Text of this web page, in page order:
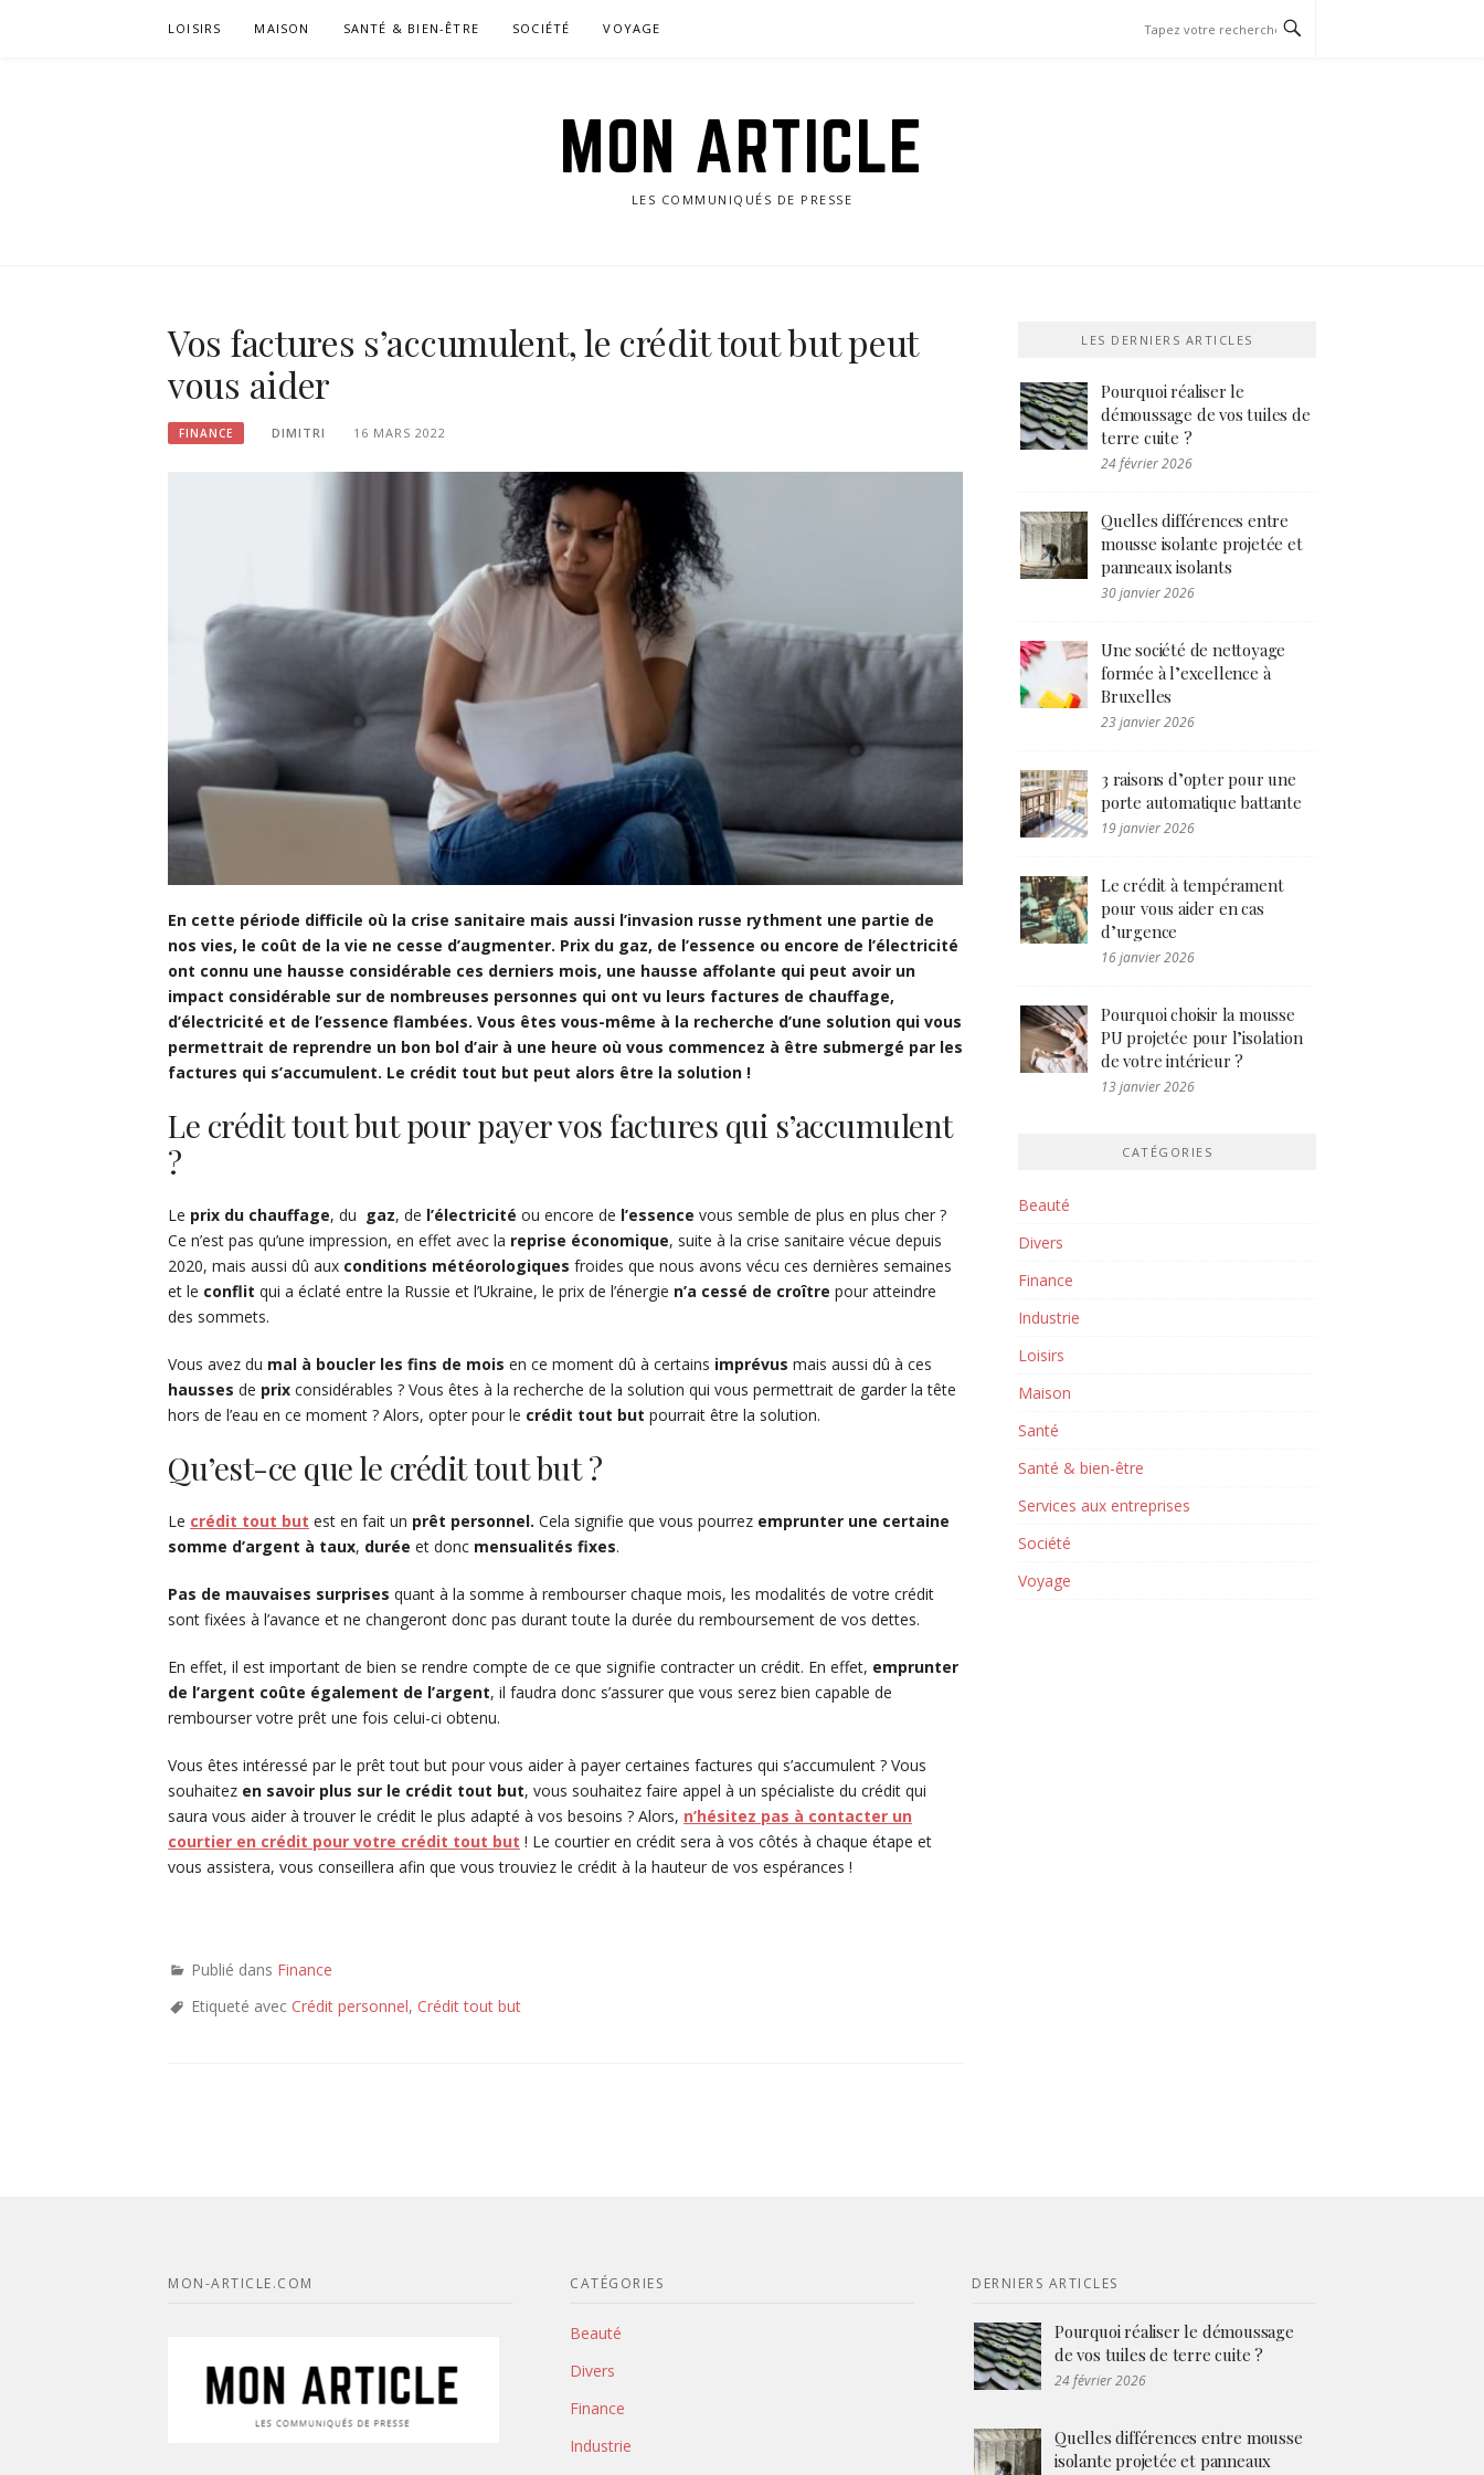
LOISIRS MAISON SANTÉ & BIEN-ÊTRE SOCIÉTÉ VOYAGE
MON ARTICLE
LES COMMUNIQUÉS DE PRESSE
Vos factures s’accumulent, le crédit tout but peut
vous aider
FINANCE DIMITRI 16 MARS 2022
En cette période difficile où la crise sanitaire mais aussi l’invasion russe rythment une partie de
nos vies, le coût de la vie ne cesse d’augmenter. Prix du gaz, de l’essence ou encore de l’électricité
ont connu une hausse considérable ces derniers mois, une hausse affolante qui peut avoir un
impact considérable sur de nombreuses personnes qui ont vu leurs factures de chauffage,
d’électricité et de l’essence flambées. Vous êtes vous-même à la recherche d’une solution qui vous
permettrait de reprendre un bon bol d’air à une heure où vous commencez à être submergé par les
factures qui s’accumulent. Le crédit tout but peut alors être la solution !
Le crédit tout but pour payer vos factures qui s’accumulent
?
Le prix du chauffage, du gaz, de l’électricité ou encore de l’essence vous semble de plus en plus cher ?
Ce n’est pas qu’une impression, en effet avec la reprise économique, suite à la crise sanitaire vécue depuis
2020, mais aussi dû aux conditions météorologiques froides que nous avons vécu ces dernières semaines
et le conflit qui a éclaté entre la Russie et l’Ukraine, le prix de l’énergie n’a cessé de croître pour atteindre
des sommets.
Vous avez du mal à boucler les fins de mois en ce moment dû à certains imprévus mais aussi dû à ces
hausses de prix considérables ? Vous êtes à la recherche de la solution qui vous permettrait de garder la tête
hors de l’eau en ce moment ? Alors, opter pour le crédit tout but pourrait être la solution.
Qu’est-ce que le crédit tout but ?
Le crédit tout but est en fait un prêt personnel. Cela signifie que vous pourrez emprunter une certaine
somme d’argent à taux, durée et donc mensualités fixes.
Pas de mauvaises surprises quant à la somme à rembourser chaque mois, les modalités de votre crédit
sont fixées à l’avance et ne changeront donc pas durant toute la durée du remboursement de vos dettes.
En effet, il est important de bien se rendre compte de ce que signifie contracter un crédit. En effet, emprunter
de l’argent coûte également de l’argent, il faudra donc s’assurer que vous serez bien capable de
rembourser votre prêt une fois celui-ci obtenu.
Vous êtes intéressé par le prêt tout but pour vous aider à payer certaines factures qui s’accumulent ? Vous
souhaitez en savoir plus sur le crédit tout but, vous souhaitez faire appel à un spécialiste du crédit qui
saura vous aider à trouver le crédit le plus adapté à vos besoins ? Alors, n’hésitez pas à contacter un
courtier en crédit pour votre crédit tout but ! Le courtier en crédit sera à vos côtés à chaque étape et
vous assistera, vous conseillera afin que vous trouviez le crédit à la hauteur de vos espérances !
Publié dans Finance
Etiqueté avec Crédit personnel, Crédit tout but
LES DERNIERS ARTICLES
Pourquoi réaliser le
démoussage de vos tuiles de
terre cuite ?
24 février 2026
Quelles différences entre
mousse isolante projetée et
panneaux isolants
30 janvier 2026
Une société de nettoyage
formée à l’excellence à
Bruxelles
23 janvier 2026
3 raisons d’opter pour une
porte automatique battante
19 janvier 2026
Le crédit à tempérament
pour vous aider en cas
d’urgence
16 janvier 2026
Pourquoi choisir la mousse
PU projetée pour l’isolation
de votre intérieur ?
13 janvier 2026
CATÉGORIES
Beauté
Divers
Finance
Industrie
Loisirs
Maison
Santé
Santé & bien-être
Services aux entreprises
Société
Voyage
MON-ARTICLE.COM CATÉGORIES
Beauté
Divers
Finance
Industrie
DERNIERS ARTICLES
Pourquoi réaliser le démoussage
de vos tuiles de terre cuite ?
24 février 2026
Quelles différences entre mousse
isolante projetée et panneaux